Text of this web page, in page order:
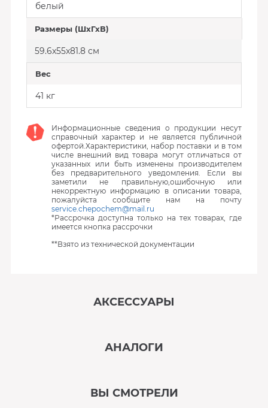
белый
Размеры (ШхГхВ)
59.6x55x81.8 см
Вес
41 кг
Информационные сведения о продукции несут
справочный характер и не является публичной
офертой.Характеристики, набор поставки и в том
числе внешний вид товара могут отличаться от
указанных или быть изменены производителем
без предварительного уведомления. Если вы
заметили не правильную,ошибочную или
некорректную информацию в описании товара,
пожалуйста сообщите нам на почту
service.chepochem@mail.ru
*Рассрочка доступна только на тех товарах, где
имеется кнопка рассрочки
**Взято из технической документации
АКСЕССУАРЫ
АНАЛОГИ
ВЫ СМОТРЕЛИ